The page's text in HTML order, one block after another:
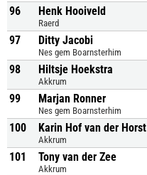
96 Henk Hooiveld
Raerd
97 Ditty Jacobi
Nes gem Boarnsterhim
98 Hiltsje Hoekstra
Akkrum
99 Marjan Ronner
Nes gem Boarnsterhim
100 Karin Hof van der Horst
Akkrum
101 Tony van der Zee
Akkrum